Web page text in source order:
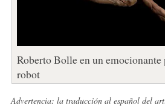
Roberto Bolle en un emocionante
robot
Advertencia: la traducción al español del